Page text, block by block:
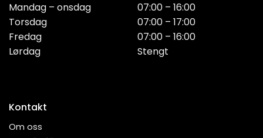
Mandag – onsdag
Torsdag
Fredag
Lørdag
07:00 – 16:00
07:00 – 17:00
07:00 – 16:00
Stengt
Kontakt
Om oss